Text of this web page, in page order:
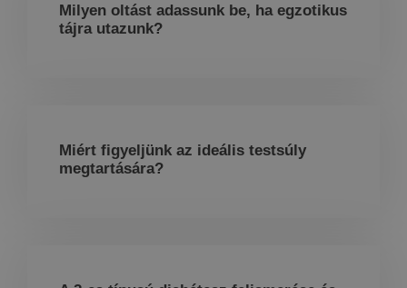
Milyen oltást adassunk be, ha egzotikus
tájra utazunk?
Miért figyeljünk az ideális testsúly
megtartására?